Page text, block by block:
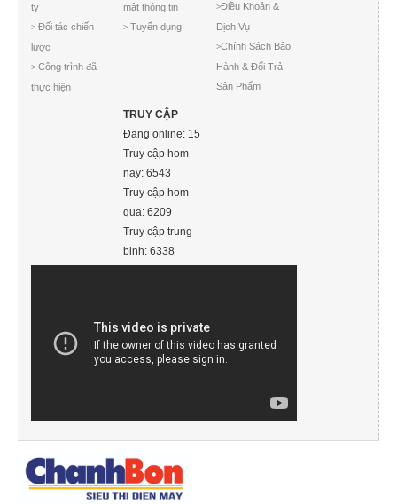
ty
> Đối tác chiến
lược
> Công trình đã
thực hiện
mật thông tin
> Tuyển dụng
>Điều Khoản &
Dịch Vụ
>Chính Sách Bảo
Hành & Đổi Trả
Sản Phẩm
TRUY CẬP
Đang online: 15
Truy cập hom
nay: 6543
Truy cập hom
qua: 6209
Truy cập trung
binh: 6338